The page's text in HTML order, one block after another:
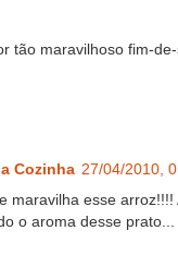
tão maravilhoso fim-
Cozinha 27/04/2010,
maravilha esse arroz!!!!
o aroma desse